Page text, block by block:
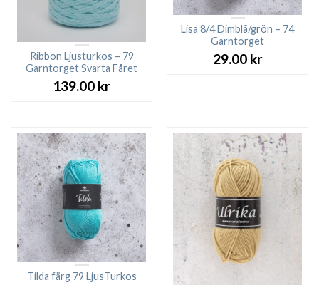
Ribbon Ljusturkos – 79
Garntorget Svarta Fåret
139.00 kr
Lisa 8/4 Dimblå/grön – 74
Garntorget
29.00 kr
Tilda färg 79 LjusTurkos